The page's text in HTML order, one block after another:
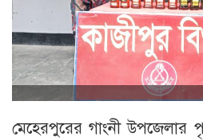
মেহেরপুরের গাংনী উপজেলার